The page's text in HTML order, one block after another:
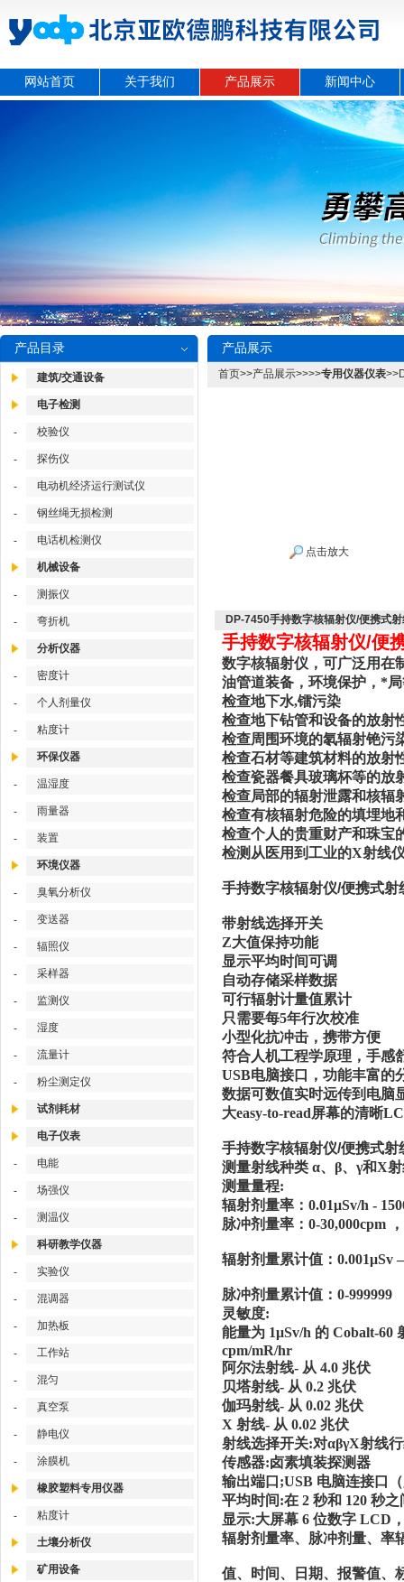
网站首页 关于我们 产品展示 新闻中心
产品目录
建筑/交通设备
电子检测
- 校验仪
- 探伤仪
- 电动机经济运行测试仪
- 钢丝绳无损检测
- 电话机检测仪
机械设备
- 测振仪
- 弯折机
分析仪器
- 密度计
- 个人剂量仪
- 粘度计
环保仪器
- 温湿度
- 雨量器
- 装置
环境仪器
- 臭氧分析仪
- 变送器
- 辐照仪
- 采样器
- 监测仪
- 湿度
- 流量计
- 粉尘测定仪
试剂耗材
电子仪表
- 电能
- 场强仪
- 测温仪
科研教学仪器
- 实验仪
- 混调器
- 加热板
- 工作站
- 混匀
- 真空泵
- 静电仪
- 涂膜机
橡胶塑料专用仪器
- 粘度计
土壤分析仪
矿用设备
产品展示
首页>>产品展示>>>>专用仪器仪表
点击放大
DP-7450手持数字核辐射仪/便携式
手持数字核辐射仪/便
数字核辐射仪，可广泛用在
油管道装备，环境保护，*
检查地下水,镭污染
检查地下钻管和设备的放射
检查周围环境的氡辐射铯污
检查石材等建筑材料的放射
检查瓷器餐具玻璃杯等的放
检查局部的辐射泄露和核辐
检查有核辐射危险的填埋地
检查个人的贵重财产和珠宝
检测从医用到工业的X射线
手持数字核辐射仪/便携式
带射线选择开关
Z大值保持功能
显示平均时间可调
自动存储采样数据
可行辐射计量值累计
只需要每5年行次校准
小型化抗冲击，携带方便
符合人机工程学原理，手感
USB电脑接口，功能丰富的
数据可数值实时远传到电脑
大easy-to-read屏幕的清晰
手持数字核辐射仪/便携式
测量射线种类 α、β、γ和Χ
测量量程:
辐射剂量率：0.01μSv/h -
脉冲剂量率：0-30,000cpm
辐射剂量累计值：0.001μSv
脉冲剂量累计值：0-999999
灵敏度:
能量为 1μSv/h 的 Cobalt-60
cpm/mR/hr
阿尔法射线- 从 4.0 兆伏
贝塔射线- 从 0.2 兆伏
伽玛射线- 从 0.02 兆伏
X 射线- 从 0.02 兆伏
射线选择开关:对αβγΧ射线
传感器:卤素填装探测器
输出端口;USB 电脑连接口
平均时间:在 2 秒和 120 秒
显示:大屏幕 6 位数字 LCD
辐射剂量率、脉冲剂量、率
值、时间、日期、报警值、